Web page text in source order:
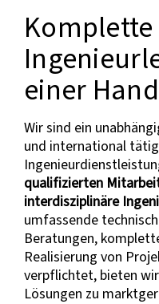
Komplette
einer Hand
Wir sind ein
und international
qualifizierten
interdisziplinäre
umfassende
Beratungen,
Realisierung von
verpflichtet, bieten
Lösungen zu